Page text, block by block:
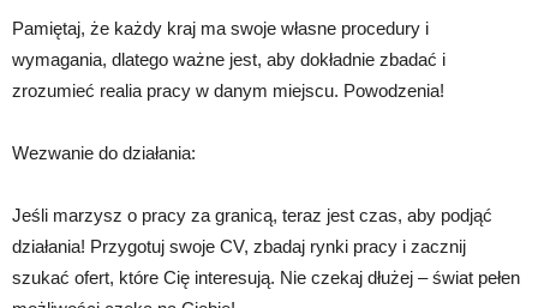
Pamiętaj, że każdy kraj ma swoje własne procedury i
wymagania, dlatego ważne jest, aby dokładnie zbadać i
zrozumieć realia pracy w danym miejscu. Powodzenia!
Wezwanie do działania:
Jeśli marzysz o pracy za granicą, teraz jest czas, aby podjąć
działania! Przygotuj swoje CV, zbadaj rynki pracy i zacznij
szukać ofert, które Cię interesują. Nie czekaj dłużej – świat pełen